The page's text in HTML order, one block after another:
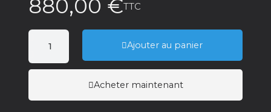
880,00 €TTC
Ajouter au panier
Acheter maintenant